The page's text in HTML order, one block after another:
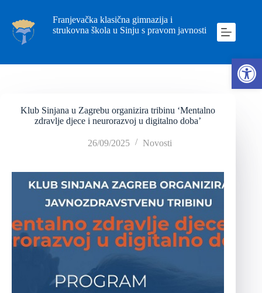
Franjevačka klasična gimnazija i
strukovna škola u Sinju s pravom javnosti
Klub Sinjana u Zagrebu organizira tribinu ‘Mentalno
zdravlje djece i neurorazvoj u digitalno doba’
26/09/2025 Novosti